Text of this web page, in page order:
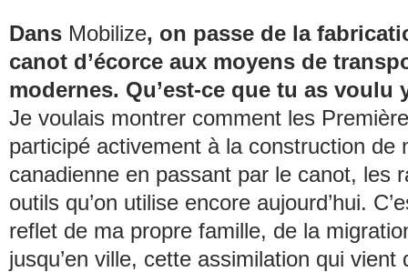
Dans Mobilize, on passe de la
canot d’écorce aux moyens de
modernes. Qu’est-ce que tu as voulu
Je voulais montrer comment les
participé activement à la construction de
canadienne en passant par le canot, les
outils qu’on utilise encore aujourd’hui.
reflet de ma propre famille, de la
jusqu’en ville, cette assimilation qui vient